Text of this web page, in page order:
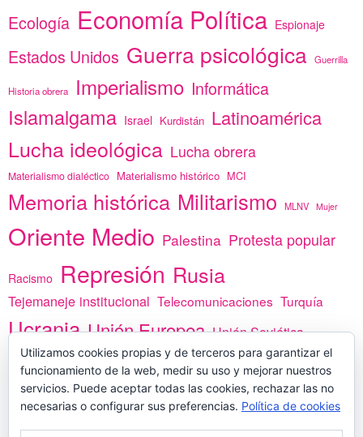
Ecología Economía Política Espionaje
Estados Unidos Guerra psicológica Guerrilla
Historia obrera Imperialismo Informática
Islamalgama Israel Kurdistán Latinoamérica
Lucha ideológica Lucha obrera
Materialismo dialéctico Materialismo histórico MCI
Memoria histórica Militarismo MLNV Mujer
Oriente Medio Palestina Protesta popular
Racismo Represión Rusia
Tejemaneje institucional Telecomunicaciones Turquía
Ucrania Unión Europea Unión Soviética
vacunas Yemen África
PREGÚNTANOS
Utilizamos cookies propias y de terceros para garantizar el
funcionamiento de la web, medir su uso y mejorar nuestros
servicios. Puede aceptar todas las cookies, rechazar las no
necesarias o configurar sus preferencias. Política de cookies